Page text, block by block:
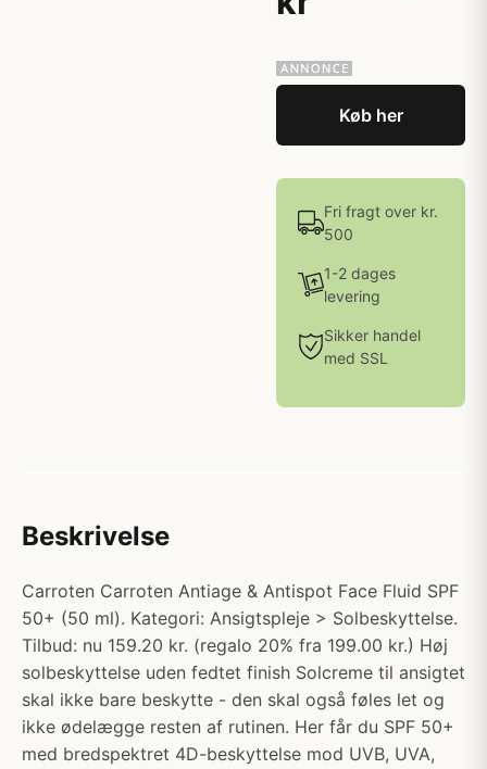
Køb her
Fri fragt over kr.
500
1-2 dages
levering
Sikker handel
med SSL
Beskrivelse
Carroten Carroten Antiage & Antispot Face Fluid SPF
50+ (50 ml). Kategori: Ansigtspleje > Solbeskyttelse.
Tilbud: nu 159.20 kr. (regalo 20% fra 199.00 kr.) Høj
solbeskyttelse uden fedtet finish Solcreme til ansigtet
skal ikke bare beskytte - den skal også føles let og
ikke ødelægge resten af rutinen. Her får du SPF 50+
med bredspektret 4D-beskyttelse mod UVB, UVA,